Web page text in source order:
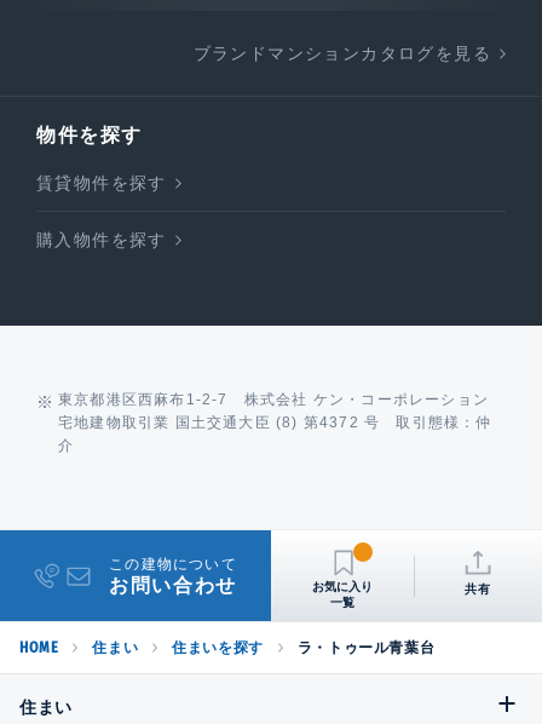
ブランドマンションカタログを見る
物件を探す
賃貸物件を探す
購入物件を探す
東京都港区西麻布1-2-7 株式会社 ケン・コーポレーション
宅地建物取引業 国土交通大臣 (8) 第4372 号 取引態様：仲
介
この建物について
お問い合わせ 共有
HOME 住まい 住まいを探す ラ・トゥール青葉台
住まい